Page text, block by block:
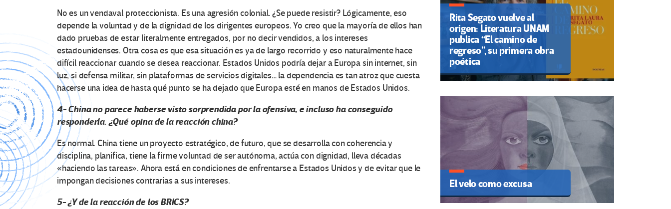
No es un vendaval proteccionista. Es una agresión colonial. ¿Se puede resistir? Lógicamente, eso
depende la voluntad y de la dignidad de los dirigentes europeos. Yo creo que la mayoría de ellos han
dado pruebas de estar literalmente entregados, por no decir vendidos, a los intereses
estadounidenses. Otra cosa es que esa situación es ya de largo recorrido y eso naturalmente hace
difícil reaccionar cuando se desea reaccionar. Estados Unidos podría dejar a Europa sin internet, sin
luz, si defensa militar, sin plataformas de servicios digitales… la dependencia es tan atroz que cuesta
hacerse una idea de hasta qué punto se ha dejado que Europa esté en manos de Estados Unidos.
4- China no parece haberse visto sorprendida por la ofensiva, e incluso ha conseguido
responderla. ¿Qué opina de la reacción china?
Es normal. China tiene un proyecto estratégico, de futuro, que se desarrolla con coherencia y
disciplina, planifica, tiene la firme voluntad de ser autónoma, actúa con dignidad, lleva décadas
«haciendo las tareas». Ahora está en condiciones de enfrentarse a Estados Unidos y de evitar que le
impongan decisiones contrarias a sus intereses.
5- ¿Y de la reacción de los BRICS?
Rita Segato vuelve al
origen: Literatura UNAM
publica “El camino de
regreso”, su primera obra
poética
El velo como excusa